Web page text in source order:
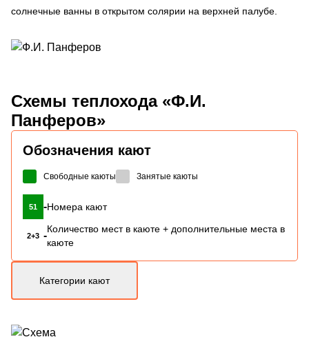
солнечные ванны в открытом солярии на верхней палубе.
Схемы теплохода «Ф.И.
Панферов»
Обозначения кают
Свободные каюты Занятые каюты
51 -Номера кают
2+3 -
Количество мест в каюте + дополнительные места в
каюте
Категории кают